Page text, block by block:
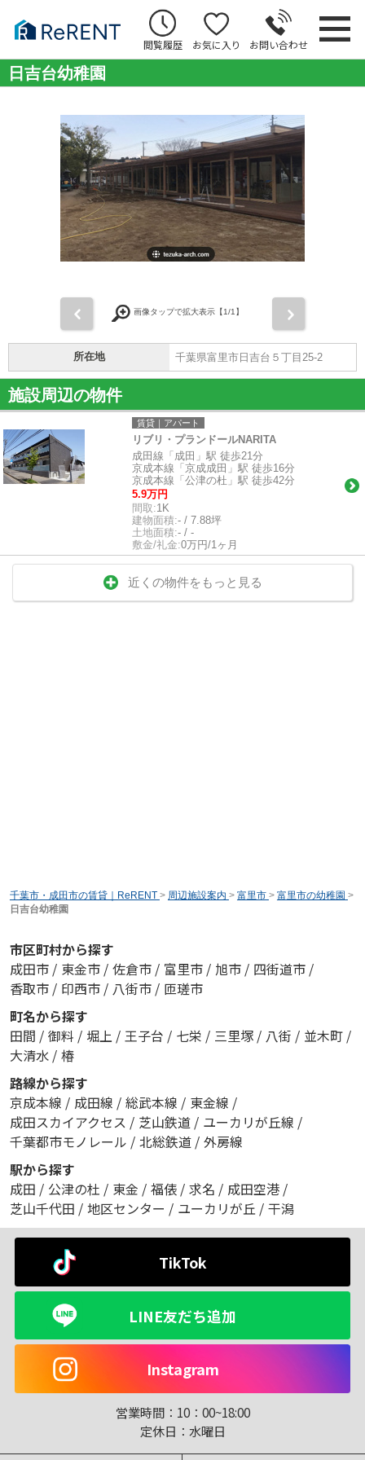
閲覧履歴 お気に入り お問い合わせ
日吉台幼稚園
画像タップで拡大表示【1/1】
所在地 千葉県富里市日吉台５丁目25-2
施設周辺の物件
賃貸｜アパート
リブリ・プランドールNARITA
成田線「成田」駅 徒歩21分
京成本線「京成成田」駅 徒歩16分
京成本線「公津の杜」駅 徒歩42分
5.9万円
間取:1K
建物面積:- / 7.88坪
土地面積:- / -
敷金/礼金:0万円/1ヶ月
近くの物件をもっと見る
千葉市・成田市の賃貸｜ReRENT > 周辺施設案内 > 富里市 > 富里市の幼稚園 >
日吉台幼稚園
市区町村から探す
成田市 / 東金市 / 佐倉市 / 富里市 / 旭市 / 四街道市 /
香取市 / 印西市 / 八街市 / 匝瑳市
町名から探す
田間 / 御料 / 堀上 / 王子台 / 七栄 / 三里塚 / 八街 / 並木町 /
大清水 / 椿
路線から探す
京成本線 / 成田線 / 総武本線 / 東金線 /
成田スカイアクセス / 芝山鉄道 / ユーカリが丘線 /
千葉都市モノレール / 北総鉄道 / 外房線
駅から探す
成田 / 公津の杜 / 東金 / 福俵 / 求名 / 成田空港 /
芝山千代田 / 地区センター / ユーカリが丘 / 干潟
TikTok
LINE友だち追加
Instagram
営業時間： 10：00~18:00
定休日： 水曜日